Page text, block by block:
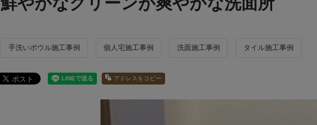
手洗いボウル施工事例 個人宅施工事例 洗面施工事例 タイル施工事例
アドレスをコピー